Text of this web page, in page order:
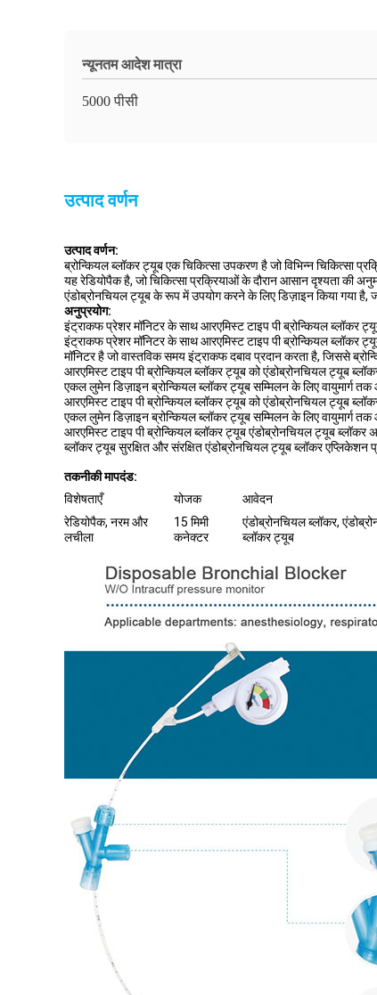
न्यूनतम आदेश मात्रा
5000 पीसी
उत्पाद वर्णन
उत्पाद वर्णन:
ब्रोन्कियल ब्लॉकर ट्यूब एक चिकित्सा उपकरण है जो विभिन्न चिकित्सा
यह रेडियोपैक है, जो चिकित्सा प्रक्रियाओं के दौरान आसान दृश्यता की
एंडोब्रोनचियल ट्यूब के रूप में उपयोग करने के लिए डिज़ाइन किया गया है,
अनुप्रयोग:
इंट्राकफ प्रेशर मॉनिटर के साथ आरएमिस्ट टाइप पी ब्रोन्कियल ब्लॉकर
इंट्राकफ प्रेशर मॉनिटर के साथ आरएमिस्ट टाइप पी ब्रोन्कियल
मॉनिटर है जो वास्तविक समय इंट्राकफ दबाव प्रदान करता है, जिससे
आरएमिस्ट टाइप पी ब्रोन्कियल ब्लॉकर ट्यूब को एंडोब्रोनचियल ट्यूब
एकल लुमेन डिज़ाइन ब्रोन्कियल ब्लॉकर ट्यूब सम्मिलन के लिए वायुमार्ग
आरएमिस्ट टाइप पी ब्रोन्कियल ब्लॉकर ट्यूब को एंडोब्रोनचियल ट्यूब
एकल लुमेन डिज़ाइन ब्रोन्कियल ब्लॉकर ट्यूब सम्मिलन के लिए वायुमार्ग
आरएमिस्ट टाइप पी ब्रोन्कियल ब्लॉकर ट्यूब एंडोब्रोनचियल ट्यूब
ब्लॉकर ट्यूब सुरक्षित और संरक्षित एंडोब्रोनचियल ट्यूब ब्लॉकर एप्लिकेशन
तकनीकी मापदंड:
विशेषताएँ
योजक आवेदन
रेडियोपैक, नरम और
लचीला
15 मिमी
कनेक्टर
एंडोब्रोनचियल ब्लॉकर,
ब्लॉकर ट्यूब